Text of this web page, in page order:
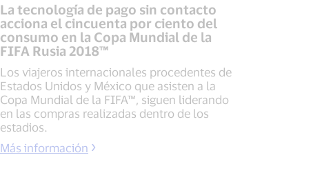
La tecnología de pago sin contacto
acciona el cincuenta por ciento del
consumo en la Copa Mundial de la
FIFA Rusia 2018™
Los viajeros internacionales procedentes de
Estados Unidos y México que asisten a la
Copa Mundial de la FIFA™, siguen liderando
en las compras realizadas dentro de los
estadios.
Más información